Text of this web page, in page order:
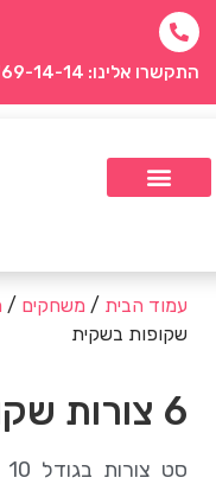
התקשרו אלינו: 074-769-14-14
עמוד הבית / משחקים /
שקופות בשקית
6 צורות שקופות בשקית